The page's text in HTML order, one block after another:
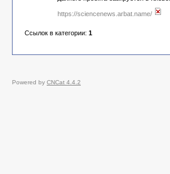
https://sciencenews.arbat.name/
Ссылок в категории: 1
Powered by CNCat 4.4.2